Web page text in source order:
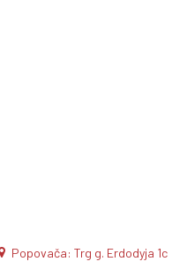
Popovača: Trg g. Erdodyja 1c